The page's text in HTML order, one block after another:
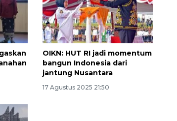
OIKN: HUT RI jadi momentum
bangun Indonesia dari
jantung Nusantara
17 Agustus 2025 21:50
Ekonomi triwulan II-2026
tumbuh 5,29 persen